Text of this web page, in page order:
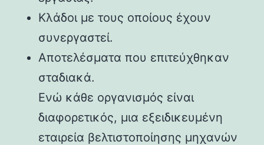
Κλάδοι με τους οποίους έχουν
συνεργαστεί.
Αποτελέσματα που επιτεύχθηκαν
σταδιακά.
Ενώ κάθε οργανισμός είναι
διαφορετικός, μια εξειδικευμένη
εταιρεία βελτιστοποίησης μηχανών